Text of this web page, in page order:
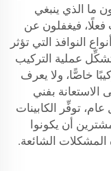
ما الذي ينبغي
فعلًا، فيغفلون عن
النوافذ التي تؤثر
عملية التركيب
خاصًّا، ولا يعرف
الاستعانة بفني
توفِّر الكابينات
أن يكونوا
المشكلات الشائعة.